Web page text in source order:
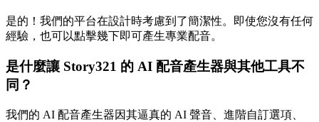
是的！我們的平台在設計時考慮到了簡潔性。即使您沒有任何
經驗，也可以點擊幾下即可產生專業配音。
是什麼讓 Story321 的 AI 配音產生器與其他工具不
同？
我們的 AI 配音產生器因其逼真的 AI 聲音、進階自訂選項、